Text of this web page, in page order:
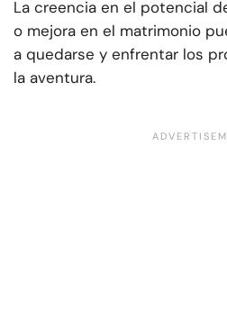
La creencia en el potencial
o mejora en el matrimonio
a quedarse y enfrentar los
la aventura.